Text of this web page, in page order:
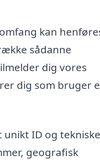
kan
sådanne
dig vores
dig som bruger
ID og tekniske
geografisk